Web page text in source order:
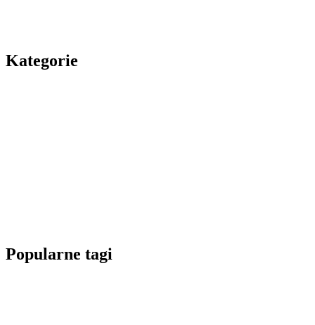
Kategorie
Popularne tagi